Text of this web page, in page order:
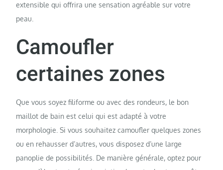
extensible qui offrira une sensation agréable sur votre
peau.
Camoufler
certaines zones
Que vous soyez filiforme ou avec des rondeurs, le bon
maillot de bain est celui qui est adapté à votre
morphologie. Si vous souhaitez camoufler quelques zones
ou en rehausser d’autres, vous disposez d’une large
panoplie de possibilités. De manière générale, optez pour